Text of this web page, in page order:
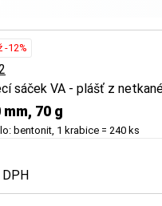
-12%
sáček VA - plášť z
mm, 70 g
bentonit, 1 krabice = 240 ks